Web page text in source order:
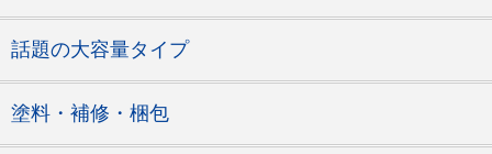
話題の大容量タイプ
塗料・補修・梱包